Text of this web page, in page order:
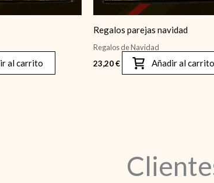
al carrito
Regalos parejas navidad
Regalos de Navidad
23,20€ Añadir al carrito